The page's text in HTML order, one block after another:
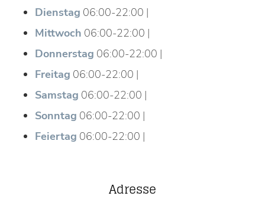
Dienstag 06:00-22:00 |
Mittwoch 06:00-22:00 |
Donnerstag 06:00-22:00 |
Freitag 06:00-22:00 |
Samstag 06:00-22:00 |
Sonntag 06:00-22:00 |
Feiertag 06:00-22:00 |
Adresse